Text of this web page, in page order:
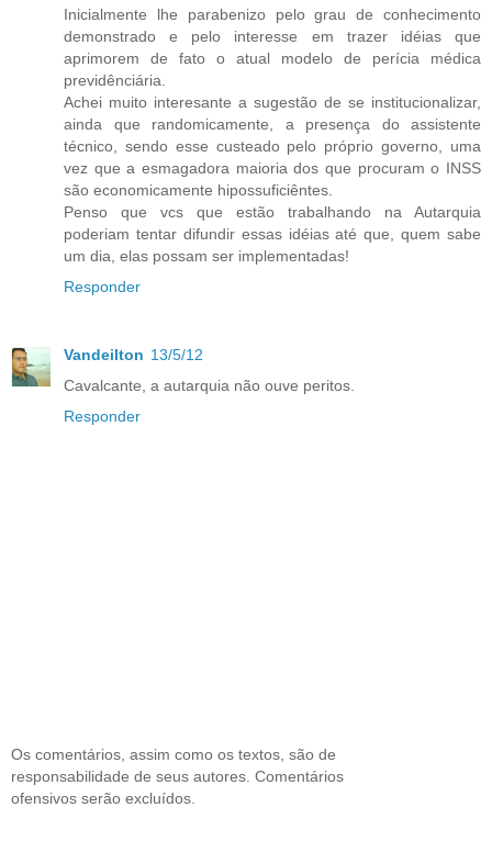
Inicialmente lhe parabenizo pelo grau de conhecimento
demonstrado e pelo interesse em trazer idéias que
aprimorem de fato o atual modelo de perícia médica
previdênciária.
Achei muito interesante a sugestão de se institucionalizar,
ainda que randomicamente, a presença do assistente
técnico, sendo esse custeado pelo próprio governo, uma
vez que a esmagadora maioria dos que procuram o INSS
são economicamente hipossuficiêntes.
Penso que vcs que estão trabalhando na Autarquia
poderiam tentar difundir essas idéias até que, quem sabe
um dia, elas possam ser implementadas!
Responder
Vandeilton 13/5/12
Cavalcante, a autarquia não ouve peritos.
Responder
Os comentários, assim como os textos, são de
responsabilidade de seus autores. Comentários
ofensivos serão excluídos.